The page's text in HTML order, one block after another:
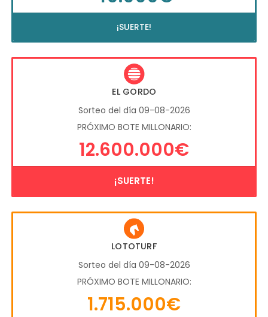
¡SUERTE!
EL GORDO
Sorteo del día 09-08-2026
PRÓXIMO BOTE MILLONARIO:
12.600.000€
¡SUERTE!
LOTOTURF
Sorteo del día 09-08-2026
PRÓXIMO BOTE MILLONARIO:
1.715.000€